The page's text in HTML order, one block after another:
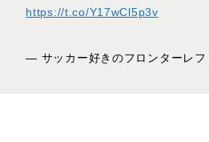
https://t.co/Y17wCl5p3v
— サッカー好きのフロンターレ